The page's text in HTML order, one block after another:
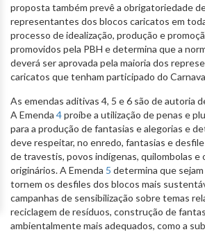
proposta também prevê a obrigatoriedade
representantes dos blocos caricatos em
processo de idealização, produção e
promovidos pela PBH e determina que a
deverá ser aprovada pela maioria dos
caricatos que tenham participado do
As emendas aditivas 4, 5 e 6 são de autoria
A Emenda 4proíbe a utilização de penas e
para a produção de fantasias e alegorias e
deve respeitar, no enredo, fantasias e
de travestis, povos indígenas, quilombolas e
originários. A Emenda 5 determina que
tornem os desfiles dos blocos mais
campanhas de sensibilização sobre temas
reciclagem de resíduos, construção de
ambientalmente mais adequados, como a